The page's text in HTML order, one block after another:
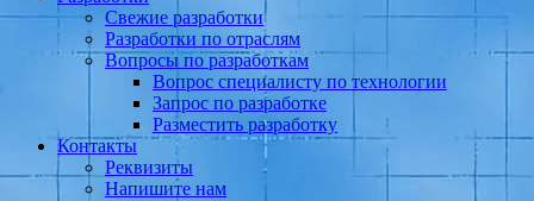
Свежие разработки
Разработки по отраслям
Вопросы по разработкам
Вопрос специалисту по технологии
Запрос по разработке
Разместить разработку
Контакты
Реквизиты
Напишите нам